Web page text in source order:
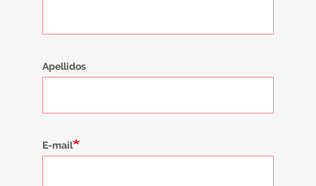
Apellidos
E-mail